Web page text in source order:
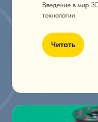
Введение в мир
технологии.
Читать